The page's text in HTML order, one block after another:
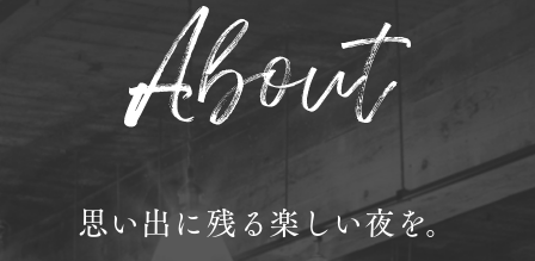
思い出に残る楽しい夜を。